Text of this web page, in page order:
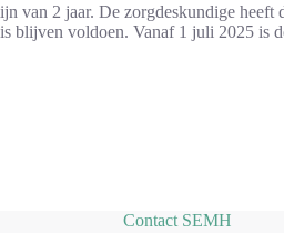
van 2 jaar. De zorgdeskundige heeft
blijven voldoen. Vanaf 1 juli 2025 is
Contact SEMH